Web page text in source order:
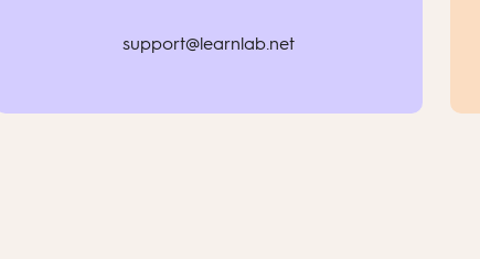
support@learnlab.net